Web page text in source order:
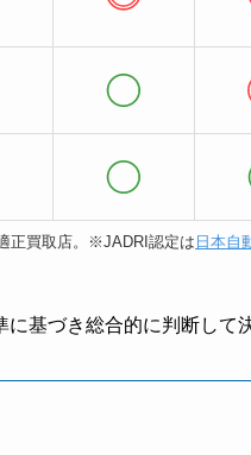
正買取店。※JADRI認定は 日本自
基づき総合的に判断して